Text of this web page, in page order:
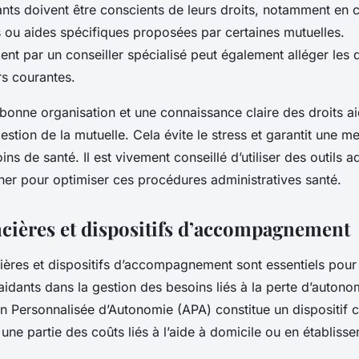
doivent être conscients de leurs droits, notamment en
ou aides spécifiques proposées par certaines mutuelles.
par un conseiller spécialisé peut également alléger les
courantes.
organisation et une connaissance claire des droits
de la mutuelle. Cela évite le stress et garantit une
de santé. Il est vivement conseillé d’utiliser des outils
pour optimiser ces procédures administratives santé.
et dispositifs d’accompagnement
et dispositifs d’accompagnement sont essentiels
dans la gestion des besoins liés à la perte
Personnalisée d’Autonomie (APA) constitue un dispositif
partie des coûts liés à l’aide à domicile ou en